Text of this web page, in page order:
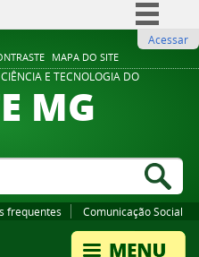
MAPA DO SITE
Comunica BR
Participe
Legislação
Acessar
E TECNOLOGIA DO
MG
frequentes Comunicação Social